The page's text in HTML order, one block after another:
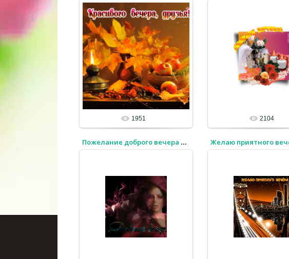
1951 2104
Пожелание доброго вечера от красивой девушки Желаю приятного